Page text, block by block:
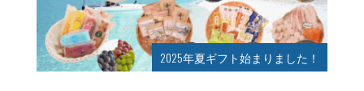
2025年夏ギフト始まりました！